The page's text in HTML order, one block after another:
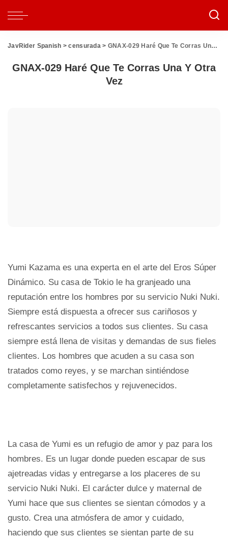
JavRider Spanish >censurada > GNAX-029 Haré Que Te Corras Una Y Otra Vez
GNAX-029 Haré Que Te Corras Una Y Otra
Vez
Yumi Kazama es una experta en el arte del Eros Súper
Dinámico. Su casa de Tokio le ha granjeado una
reputación entre los hombres por su servicio Nuki Nuki.
Siempre está dispuesta a ofrecer sus cariñosos y
refrescantes servicios a todos sus clientes. Su casa
siempre está llena de visitas y demandas de sus fieles
clientes. Los hombres que acuden a su casa son
tratados como reyes, y se marchan sintiéndose
completamente satisfechos y rejuvenecidos.
La casa de Yumi es un refugio de amor y paz para los
hombres. Es un lugar donde pueden escapar de sus
ajetreadas vidas y entregarse a los placeres de su
servicio Nuki Nuki. El carácter dulce y maternal de
Yumi hace que sus clientes se sientan cómodos y a
gusto. Crea una atmósfera de amor y cuidado,
haciendo que sus clientes se sientan parte de su